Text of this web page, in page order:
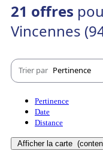
21 offres
Vincennes
Trier par Pertinence
Pertinence
Date
Distance
Afficher la carte